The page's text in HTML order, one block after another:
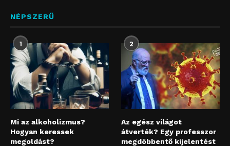
NÉPSZERŰ
1
Mi az alkoholizmus?
Hogyan keressek
megoldást?
2
Az egész világot
átverték? Egy professzor
megdöbbentő kijelentést